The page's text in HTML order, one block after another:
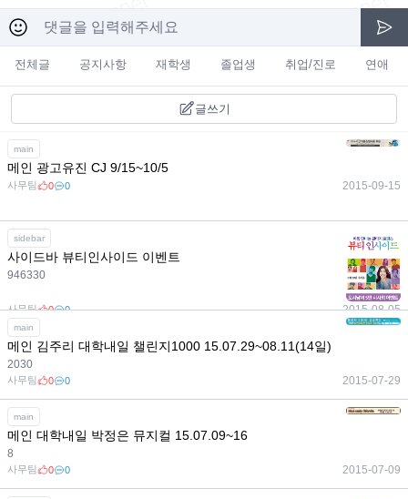
전체글 공지사항 재학생 졸업생 취업/진로 연애
글쓰기
main
메인 광고유진 CJ 9/15~10/5
사무팀 0 0 2015-09-15
sidebar
사이드바 뷰티인사이드 이벤트
946330
사무팀 0 0 2015-08-05
main
메인 김주리 대학내일 챌린지1000 15.07.29~08.11(14일)
2030
사무팀 0 0 2015-07-29
main
메인 대학내일 박정은 뮤지컬 15.07.09~16
8
사무팀 0 0 2015-07-09